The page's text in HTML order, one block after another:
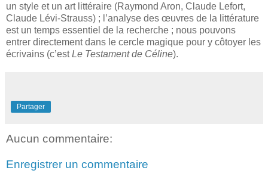
un style et un art littéraire (Raymond Aron, Claude Lefort,
Claude Lévi-Strauss) ; l’analyse des œuvres de la littérature
est un temps essentiel de la recherche ; nous pouvons
entrer directement dans le cercle magique pour y côtoyer les
écrivains (c’estLe Testament de Céline).
Partager
Aucun commentaire:
Enregistrer un commentaire